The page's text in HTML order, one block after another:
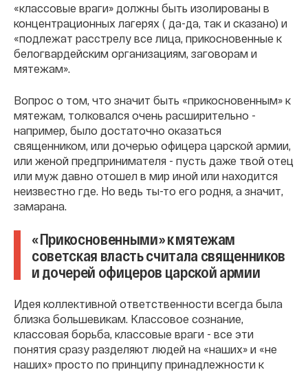
«классовые враги» должны быть изолированы в
концентрационных лагерях ( да-да, так и сказано) и
«подлежат расстрелу все лица, прикосновенные к
белогвардейским организациям, заговорам и
мятежам».
Вопрос о том, что значит быть «прикосновенным» к
мятежам, толковался очень расширительно -
например, было достаточно оказаться
священником, или дочерью офицера царской армии,
или женой предпринимателя - пусть даже твой отец
или муж давно отошел в мир иной или находится
неизвестно где. Но ведь ты-то его родня, а значит,
замарана.
«Прикосновенными» к мятежам
советская власть считала священников
и дочерей офицеров царской армии
Идея коллективной ответственности всегда была
близка большевикам. Классовое сознание,
классовая борьба, классовые враги - все эти
понятия сразу разделяют людей на «наших» и «не
наших» просто по принципу принадлежности к